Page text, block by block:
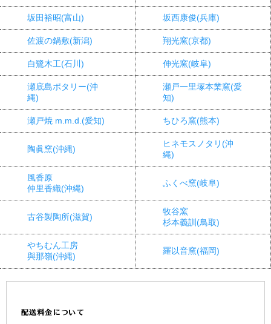
坂田裕昭(富山) 坂西康俊(兵庫)
佐渡の鍋敷(新潟) 翔光窯(京都)
白鷺木工(石川) 伸光窯(岐阜)
瀬底島ポタリー(沖
縄)
瀬戸一里塚本業窯(愛
知)
瀬戸焼 m.m.d.(愛知) ちひろ窯(熊本)
陶眞窯(沖縄)
ヒネモスノタリ(沖
縄)
風香原
仲里香織(沖縄)
ふくべ窯(岐阜)
古谷製陶所(滋賀)
牧谷窯
杉本義訓(鳥取)
やちむん工房
與那嶺(沖縄)
羅以音窯(福岡)